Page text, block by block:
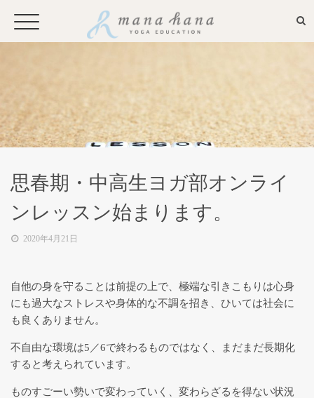
お申込み・問い合わせ
プロフィール
全国からのお問い合わせやプライ
思春期・中高生ヨガ部オンライ
ンレッスン始まります。
2020年4月21日
自他の身を守ることは前提の上で、極端な引きこもりは心身
にも過大なスト レスや身体的な不調を招き、ひいては社会に
も良くありません。
不自由な環境は5／6で終わるものではなく、まだまだ長期化
すると考えられています。
ものすごーい勢いで変わっていく、変わらざるを得ない状況